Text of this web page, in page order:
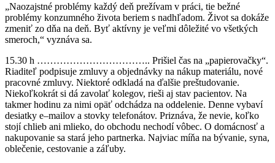
„Naozajstné problémy každý deň prežívam v práci, tie bežné
problémy konzumného života beriem s nadhľadom. Život sa dokáže
zmeniť zo dňa na deň. Byť aktívny je veľmi dôležité vo všetkých
smeroch,“ vyznáva sa.
15.30 h …………………………….. Prišiel čas na „papierovačky“.
Riaditeľ podpisuje zmluvy a objednávky na nákup materiálu, nové
pracovné zmluvy. Niektoré odkladá na ďalšie preštudovanie.
Niekoľkokrát si dá zavolať kolegov, rieši aj stav pacientov. Na
takmer hodinu za nimi opäť odchádza na oddelenie. Denne vybaví
desiatky e–mailov a stovky telefonátov. Priznáva, že nevie, koľko
stojí chlieb ani mlieko, do obchodu nechodí vôbec. O domácnosť a
nakupovanie sa stará jeho partnerka. Najviac míňa na bývanie, syna,
oblečenie, cestovanie a záľuby.